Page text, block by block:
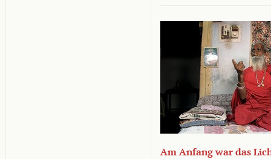
Am Anfang war das